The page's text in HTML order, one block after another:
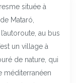
située à
Mataró,
au bus
un village à
de nature, qui
méditerranéen